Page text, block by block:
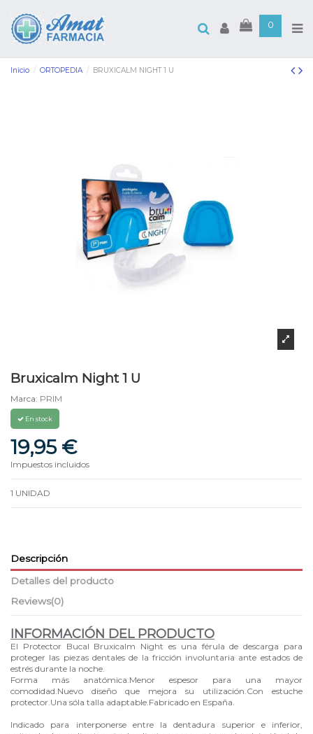
0
Inicio ORTOPEDIA BRUXICALM NIGHT 1 U
Bruxicalm Night 1 U
Marca: PRIM
En stock
19,95 €
Impuestos incluidos
1 UNIDAD
Descripción
Detalles del producto
Reviews(0)
INFORMACIÓN DEL PRODUCTO
El Protector Bucal Bruxicalm Night es una férula de descarga para
proteger las piezas dentales de la fricción involuntaria ante estados de
estrés durante la noche.
Forma más anatómica.Menor espesor para una mayor
comodidad.Nuevo diseño que mejora su utilización.Con estuche
protector.Una sóla talla adaptable.Fabricado en España.
Indicado para interponerse entre la dentadura superior e inferior,